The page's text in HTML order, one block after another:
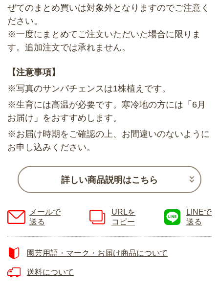
ぜてのまとめ買いは対象外となりますのでご注意く
ださい。
※一度にまとめてご注文いただいた場合に限りま
す。追加注文では承れません。
【注意事項】
※写真のサンパチェンスは1株植えです。
※生育には高温が必要です。寒冷地の方には「6月
お届け」をおすすめします。
※お届け時期をご確認の上、お間違いのないように
お申し込みください。
詳しい商品説明はこちら
メールで
送る
URLを
コピー
LINEで
送る
園芸用語・マーク・お届け商品について
送料について